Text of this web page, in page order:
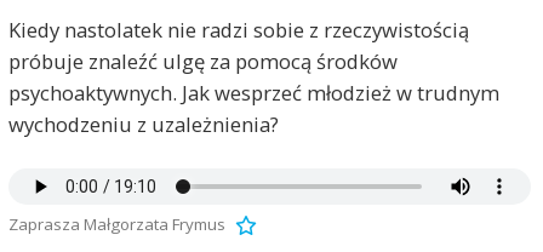
Kiedy nastolatek nie radzi sobie z rzeczywistością
próbuje znaleźć ulgę za pomocą środków
psychoaktywnych. Jak wesprzeć młodzież w trudnym
wychodzeniu z uzależnienia?
Zaprasza Małgorzata Frymus